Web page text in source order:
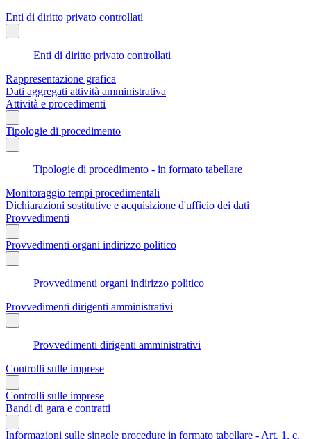
Enti di diritto privato controllati
Enti di diritto privato controllati
Rappresentazione grafica
Dati aggregati attività amministrativa
Attività e procedimenti
Tipologie di procedimento
Tipologie di procedimento - in formato tabellare
Monitoraggio tempi procedimentali
Dichiarazioni sostitutive e acquisizione d'ufficio dei dati
Provvedimenti
Provvedimenti organi indirizzo politico
Provvedimenti organi indirizzo politico
Provvedimenti dirigenti amministrativi
Provvedimenti dirigenti amministrativi
Controlli sulle imprese
Controlli sulle imprese
Bandi di gara e contratti
Informazioni sulle singole procedure in formato tabellare - Art. 1, c.